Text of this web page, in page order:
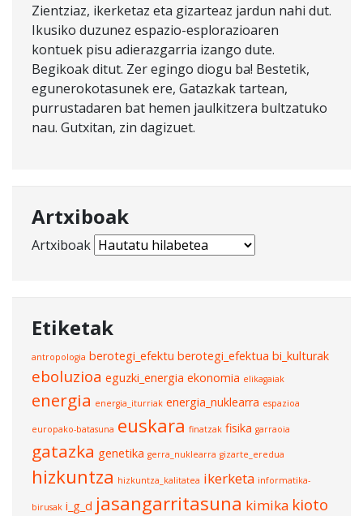
Zientziaz, ikerketaz eta gizarteaz jardun nahi dut.
Ikusiko duzunez espazio-esplorazioaren
kontuek pisu adierazgarria izango dute.
Begikoak ditut. Zer egingo diogu ba! Bestetik,
egunerokotasunek ere, Gatazkak tartean,
purrustadaren bat hemen jaulkitzera bultzatuko
nau. Gutxitan, zin dagizuet.
Artxiboak
Artxiboak
Etiketak
antropologia berotegi_efektu berotegi_efektua bi_kulturak
eboluzioa eguzki_energia ekonomia elikagaiak
energia energia_iturriak energia_nuklearra espazioa
europako-batasuna euskara finatzak fisika garraoia
gatazka genetika gerra_nuklearra gizarte_eredua
hizkuntza hizkuntza_kalitatea ikerketa informatika-
birusak i_g_d jasangarritasuna kimika kioto